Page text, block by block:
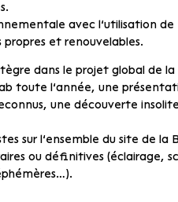
avec l’utilisation
propres et renouvelables.
dans le projet global de la
toute l’année, une
une découverte
sur l’ensemble du site de la
ou définitives (éclairage,